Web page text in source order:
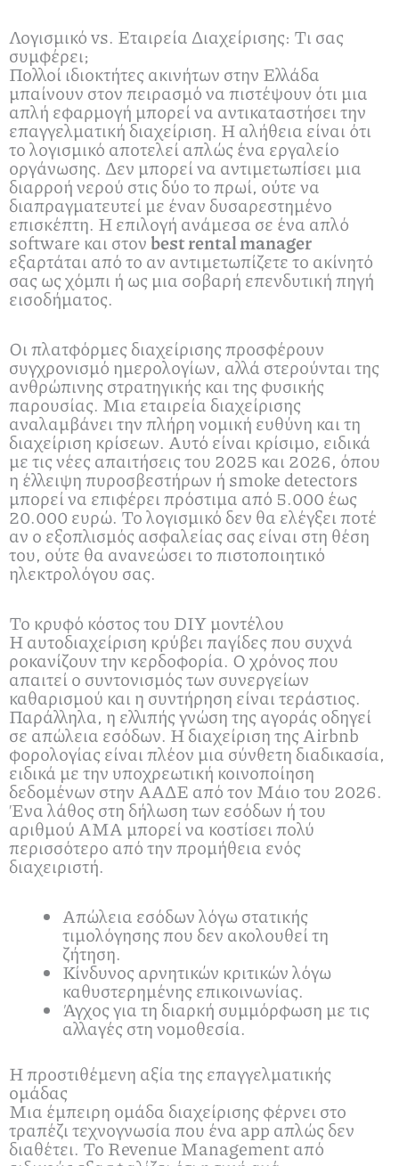
Λογισμικό vs. Εταιρεία Διαχείρισης: Τι σας
συμφέρει;
Πολλοί ιδιοκτήτες ακινήτων στην Ελλάδα
μπαίνουν στον πειρασμό να πιστέψουν ότι μια
απλή εφαρμογή μπορεί να αντικαταστήσει την
επαγγελματική διαχείριση. Η αλήθεια είναι ότι
το λογισμικό αποτελεί απλώς ένα εργαλείο
οργάνωσης. Δεν μπορεί να αντιμετωπίσει μια
διαρροή νερού στις δύο το πρωί, ούτε να
διαπραγματευτεί με έναν δυσαρεστημένο
επισκέπτη. Η επιλογή ανάμεσα σε ένα απλό
software και στον best rental manager
εξαρτάται από το αν αντιμετωπίζετε το ακίνητό
σας ως χόμπι ή ως μια σοβαρή επενδυτική πηγή
εισοδήματος.
Οι πλατφόρμες διαχείρισης προσφέρουν
συγχρονισμό ημερολογίων, αλλά στερούνται της
ανθρώπινης στρατηγικής και της φυσικής
παρουσίας. Μια εταιρεία διαχείρισης
αναλαμβάνει την πλήρη νομική ευθύνη και τη
διαχείριση κρίσεων. Αυτό είναι κρίσιμο, ειδικά
με τις νέες απαιτήσεις του 2025 και 2026, όπου
η έλλειψη πυροσβεστήρων ή smoke detectors
μπορεί να επιφέρει πρόστιμα από 5.000 έως
20.000 ευρώ. Το λογισμικό δεν θα ελέγξει ποτέ
αν ο εξοπλισμός ασφαλείας σας είναι στη θέση
του, ούτε θα ανανεώσει το πιστοποιητικό
ηλεκτρολόγου σας.
Το κρυφό κόστος του DIY μοντέλου
Η αυτοδιαχείριση κρύβει παγίδες που συχνά
ροκανίζουν την κερδοφορία. Ο χρόνος που
απαιτεί ο συντονισμός των συνεργείων
καθαρισμού και η συντήρηση είναι τεράστιος.
Παράλληλα, η ελλιπής γνώση της αγοράς οδηγεί
σε απώλεια εσόδων. Η διαχείριση της Airbnb
φορολογίας είναι πλέον μια σύνθετη διαδικασία,
ειδικά με την υποχρεωτική κοινοποίηση
δεδομένων στην ΑΑΔΕ από τον Μάιο του 2026.
Ένα λάθος στη δήλωση των εσόδων ή του
αριθμού AMA μπορεί να κοστίσει πολύ
περισσότερο από την προμήθεια ενός
διαχειριστή.
Απώλεια εσόδων λόγω στατικής
τιμολόγησης που δεν ακολουθεί τη
ζήτηση.
Κίνδυνος αρνητικών κριτικών λόγω
καθυστερημένης επικοινωνίας.
Άγχος για τη διαρκή συμμόρφωση με τις
αλλαγές στη νομοθεσία.
Η προστιθέμενη αξία της επαγγελματικής
ομάδας
Μια έμπειρη ομάδα διαχείρισης φέρνει στο
τραπέζι τεχνογνωσία που ένα app απλώς δεν
διαθέτει. Το Revenue Management από